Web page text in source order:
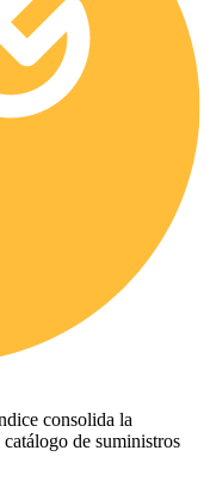
consolida la
de suministros